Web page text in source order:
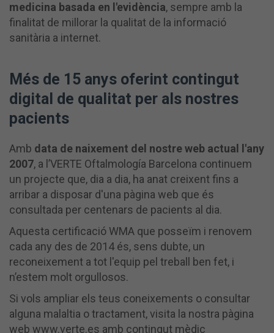
medicina basada en l'evidència, sempre amb la
finalitat de millorar la qualitat de la informació
sanitària a internet.
Més de 15 anys oferint contingut
digital de qualitat per als nostres
pacients
Amb data de naixement del nostre web actual l'any
2007, a l’VERTE Oftalmología Barcelona continuem
un projecte que, dia a dia, ha anat creixent fins a
arribar a disposar d'una pàgina web que és
consultada per centenars de pacients al dia.
Aquesta certificació WMA que posseïm i renovem
cada any des de 2014 és, sens dubte, un
reconeixement a tot l'equip pel treball ben fet, i
n’estem molt orgullosos.
Si vols ampliar els teus coneixements o consultar
alguna malaltia o tractament, visita la nostra pàgina
web www.verte.es amb contingut mèdic